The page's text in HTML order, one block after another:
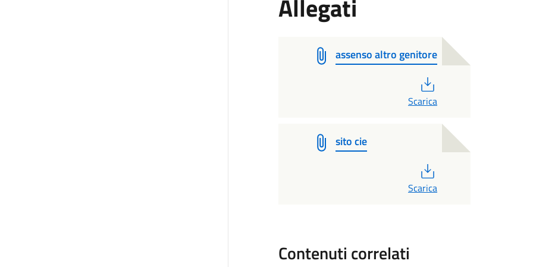
Allegati
assenso altro genitore
Scarica
sito cie
Scarica
Contenuti correlati